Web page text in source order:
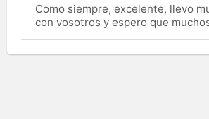
Como siempre, excelente, llevo
con vosotros y espero que